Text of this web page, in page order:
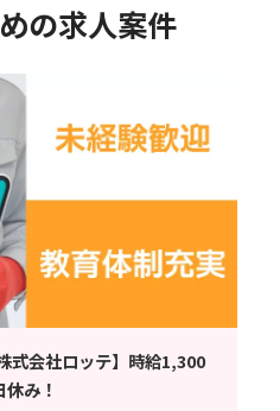
の求人案件
式会社ロッテ】時給1,300
み！